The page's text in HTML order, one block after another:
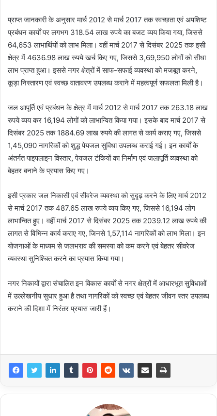
प्राप्त जानकारी के अनुसार मार्च 2012 से मार्च 2017 तक स्वच्छता एवं अपशिष्ट
प्रबंधन कार्यों पर लगभग 318.54 लाख रुपये का बजट व्यय किया गया, जिससे
64,653 लाभार्थियों को लाभ मिला। वहीं मार्च 2017 से दिसंबर 2025 तक इसी
क्षेत्र में 4636.98 लाख रुपये खर्च किए गए, जिससे 3,69,950 लोगों को सीधा
लाभ प्राप्त हुआ। इससे नगर क्षेत्रों में साफ-सफाई व्यवस्था को मजबूत करने,
कूड़ा निस्तारण एवं स्वच्छ वातावरण उपलब्ध कराने में महत्वपूर्ण सफलता मिली है।
जल आपूर्ति एवं प्रबंधन के क्षेत्र में मार्च 2012 से मार्च 2017 तक 263.18 लाख
रुपये व्यय कर 16,194 लोगों को लाभान्वित किया गया। इसके बाद मार्च 2017 से
दिसंबर 2025 तक 1884.69 लाख रुपये की लागत से कार्य कराए गए, जिससे
1,45,090 नागरिकों को शुद्ध पेयजल सुविधा उपलब्ध कराई गई। इन कार्यों के
अंतर्गत पाइपलाइन विस्तार, पेयजल टंकियों का निर्माण एवं जलापूर्ति व्यवस्था को
बेहतर बनाने के प्रयास किए गए।
इसी प्रकार जल निकासी एवं सीवरेज व्यवस्था को सुदृढ़ करने के लिए मार्च 2012
से मार्च 2017 तक 487.65 लाख रुपये व्यय किए गए, जिससे 16,194 लोग
लाभान्वित हुए। वहीं मार्च 2017 से दिसंबर 2025 तक 2039.12 लाख रुपये की
लागत से विभिन्न कार्य कराए गए, जिनसे 1,57,114 नागरिकों को लाभ मिला। इन
योजनाओं के माध्यम से जलभराव की समस्या को कम करने एवं बेहतर सीवरेज
व्यवस्था सुनिश्चित करने का प्रयास किया गया।
नगर निकायों द्वारा संचालित इन विकास कार्यों से नगर क्षेत्रों में आधारभूत सुविधाओं
में उल्लेखनीय सुधार हुआ है तथा नागरिकों को स्वच्छ एवं बेहतर जीवन स्तर उपलब्ध
कराने की दिशा में निरंतर प्रयास जारी हैं।